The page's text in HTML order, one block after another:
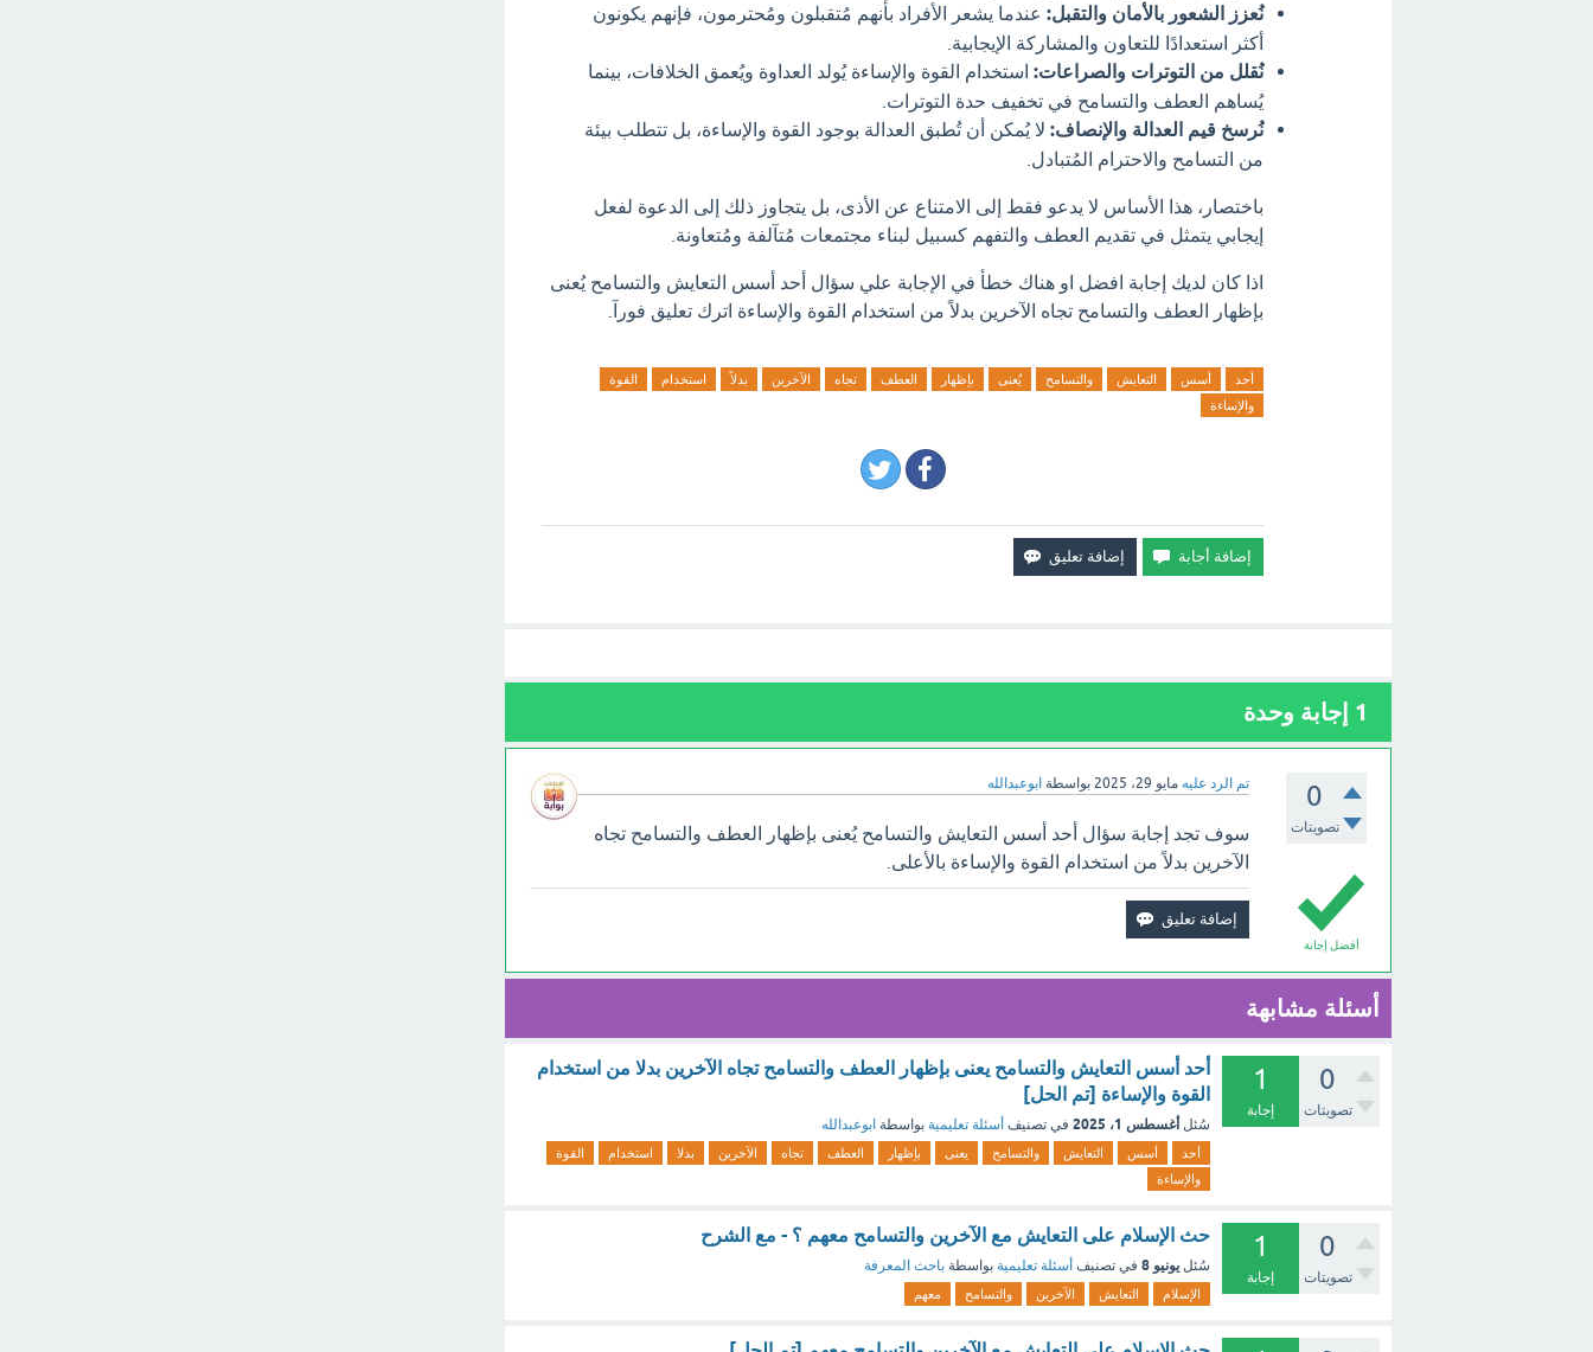
نُعزز الشعور بالأمان والتقبل: عندما يشعر الأفراد بأنهم مُتقبلون ومُحترمون، فإنهم يكونون
أكثر استعدادًا للتعاون والمشاركة الإيجابية.
نُقلل من التوترات والصراعات: استخدام القوة والإساءة يُولد العداوة ويُعمق الخلافات، بينما
يُساهم العطف والتسامح في تخفيف حدة التوترات.
نُرسخ قيم العدالة والإنصاف: لا يُمكن أن تُطبق العدالة بوجود القوة والإساءة، بل تتطلب بيئة
من التسامح والاحترام المُتبادل.
باختصار، هذا الأساس لا يدعو فقط إلى الامتناع عن الأذى، بل يتجاوز ذلك إلى الدعوة لفعل
إيجابي يتمثل في تقديم العطف والتفهم كسبيل لبناء مجتمعات مُتآلفة ومُتعاونة.
اذا كان لديك إجابة افضل او هناك خطأ في الإجابة علي سؤال أحد أسس التعايش والتسامح يُعنى
بإظهار العطف والتسامح تجاه الآخرين بدلاً من استخدام القوة والإساءة اترك تعليق فورآ.
أحد أسس التعايش والتسامح يُعنى بإظهار العطف تجاه الآخرين بدلاً استخدام
القوة
والإساءة
1 إجابة وحدة
0
تصويتات
تم الرد عليه مايو 29، 2025 بواسطة ابوعبدالله
أفضل إجابة
سوف تجد إجابة سؤال أحد أسس التعايش والتسامح يُعنى بإظهار العطف والتسامح تجاه
الآخرين بدلاً من استخدام القوة والإساءة بالأعلى.
أسئلة مشابهة
0
تصويتات
1
إجابة
أحد أسس التعايش والتسامح يعنى بإظهار العطف والتسامح تجاه الآخرين بدلا من استخدام
القوة والإساءة [تم الحل]
سُئل أغسطس 1، 2025 في تصنيف أسئلة تعليمية بواسطة ابوعبدالله
أحد أسس التعايش والتسامح يعنى بإظهار العطف تجاه الآخرين بدلا استخدام
القوة
والإساءة
0
تصويتات
1
إجابة
حث الإسلام على التعايش مع الآخرين والتسامح معهم ؟ - مع الشرح
سُئل يونيو 8 في تصنيف أسئلة تعليمية بواسطة باحث المعرفة
الإسلام التعايش الآخرين والتسامح معهم